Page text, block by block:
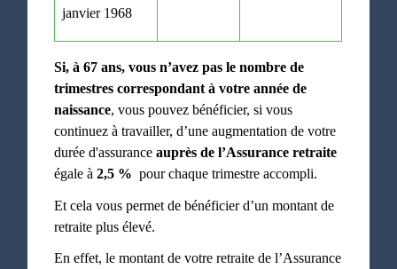
janvier 1968
Si, à 67 ans, vous n’avez pas le nombre de
trimestres correspondant à votre année de
naissance, vous pouvez bénéficier, si vous
continuez à travailler, d’une augmentation de votre
durée d'assuranceauprès de l’Assurance retraite
égale à2,5 % pour chaque trimestre accompli.
Et cela vous permet de bénéficier d’un montant de
retraite plus élevé.
En effet, le montant de votre retraite de l’Assurance